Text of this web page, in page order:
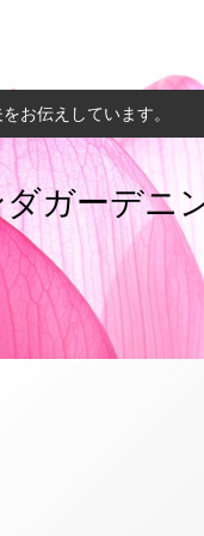
お伝えしています。
ガーデニ